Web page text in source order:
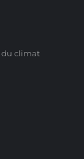
du climat